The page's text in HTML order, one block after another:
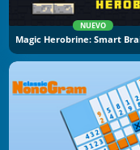
NUEVO